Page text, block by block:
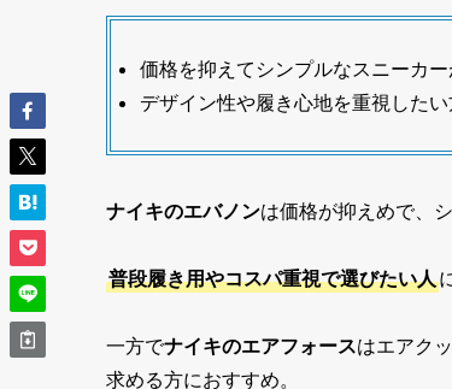
価格を抑えてシンプルなスニーカ
デザイン性や履き心地を重視した
ナイキのエバノンは価格が抑えめで、
普段履き用やコスパ重視で選びたい人
一方でナイキのエアフォースはエアク
求める方におすすめ。